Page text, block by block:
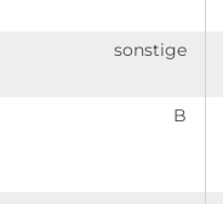
sonstige
B